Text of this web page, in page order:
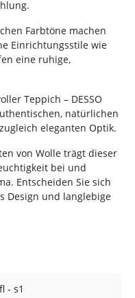
Farbtöne machen
Einrichtungsstile wie
eine ruhige,
Teppich – DESSO
natürlichen
eleganten Optik.
von Wolle trägt dieser
bei und
Entscheiden Sie sich
Design und langlebige
- s1